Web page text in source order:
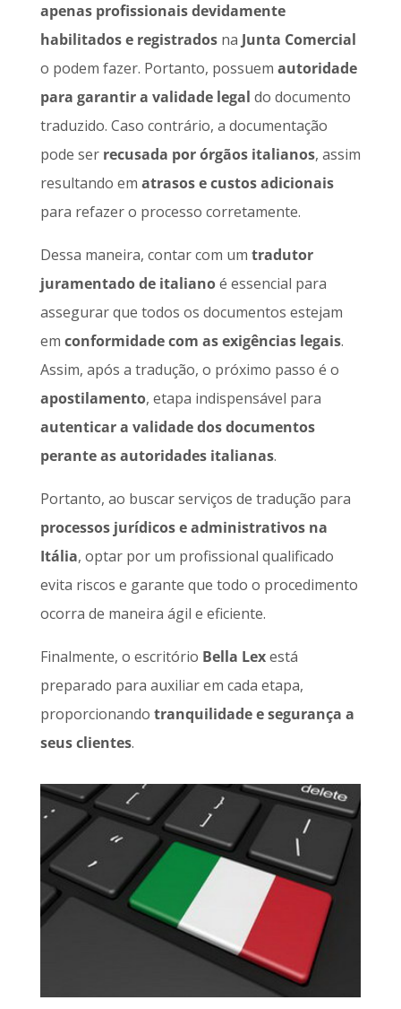
apenas profissionais devidamente
habilitados e registradosna Junta Comercial
o podem fazer. Portanto, possuem autoridade
para garantir a validade legal do documento
traduzido. Caso contrário, a documentação
pode ser recusada por órgãos italianos, assim
resultando em atrasos e custos adicionais
para refazer o processo corretamente.
Dessa maneira, contar com um tradutor
juramentado de italianoé essencial para
assegurar que todos os documentos estejam
em conformidade com as exigências legais.
Assim, após a tradução, o próximo passo é o
apostilamento, etapa indispensável para
autenticar a validade dos documentos
perante as autoridades italianas.
Portanto, ao buscar serviços de tradução para
processos jurídicos e administrativos na
Itália, optar por um profissional qualificado
evita riscos e garante que todo o procedimento
ocorra de maneira ágil e eficiente.
Finalmente, o escritório Bella Lexestá
preparado para auxiliar em cada etapa,
proporcionando tranquilidade e segurança a
seus clientes.